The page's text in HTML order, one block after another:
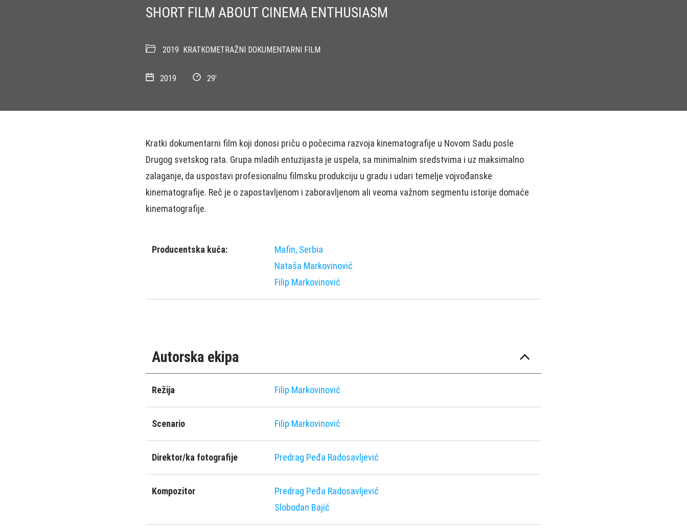
SHORT FILM ABOUT CINEMA ENTHUSIASM
2019 KRATKOMETRAŽNI DOKUMENTARNI FILM
2019 29’
Kratki dokumentarni film koji donosi priču o počecima razvoja kinematografije u Novom Sadu posle
Drugog svetskog rata. Grupa mladih entuzijasta je uspela, sa minimalnim sredstvima i uz maksimalno
zalaganje, da uspostavi profesionalnu filmsku produkciju u gradu i udari temelje vojvođanske
kinematografije. Reč je o zapostavljenom i zaboravljenom ali veoma važnom segmentu istorije domaće
kinematografije.
Producentska kuća:
Mafin, Serbia
Nataša Markovinović
Filip Markovinović
Autorska ekipa
Režija Filip Markovinović
Scenario Filip Markovinović
Direktor/ka fotografije Predrag Peđa Radosavljević
Kompozitor
Predrag Peđa Radosavljević
Slobodan Bajić